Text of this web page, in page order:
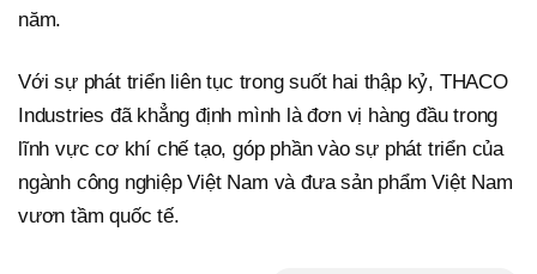
năm.
Với sự phát triển liên tục trong suốt hai thập kỷ, THACO
Industries đã khẳng định mình là đơn vị hàng đầu trong
lĩnh vực cơ khí chế tạo, góp phần vào sự phát triển của
ngành công nghiệp Việt Nam và đưa sản phẩm Việt Nam
vươn tầm quốc tế.